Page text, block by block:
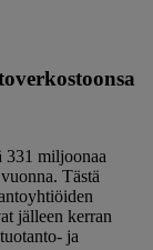
331 miljoonaa
Tästä
jälleen kerran
ja